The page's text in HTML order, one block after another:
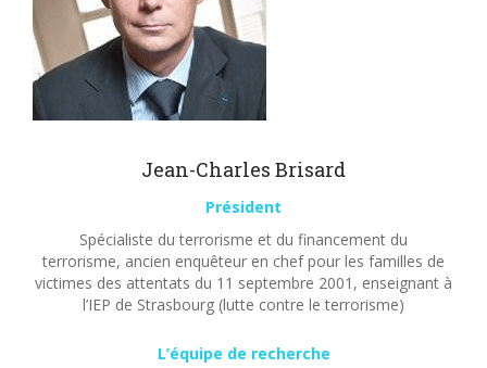
Jean-Charles Brisard
Président
Spécialiste du terrorisme et du financement du
terrorisme, ancien enquêteur en chef pour les familles de
victimes des attentats du 11 septembre 2001, enseignant à
l’IEP de Strasbourg (lutte contre le terrorisme)
L’équipe de recherche